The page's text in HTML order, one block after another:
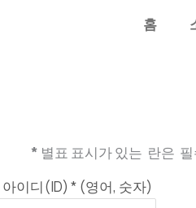
홈
* 별표 표시가 있는 란은
이디(ID) * (영어, 숫자)